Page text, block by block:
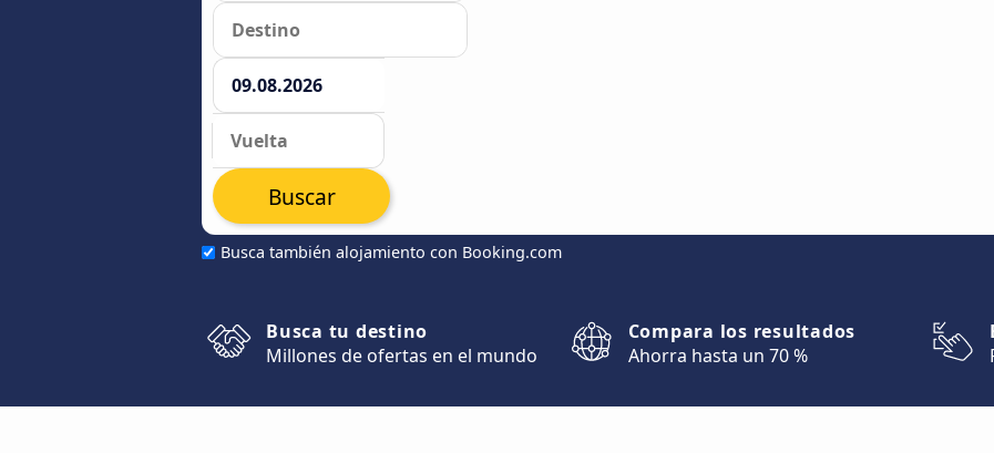
Busca también alojamiento con Booking.com
Buscar
Busca tu destino
Millones de ofertas en el mundo
Compara los resultados
Ahorra hasta un 70 %